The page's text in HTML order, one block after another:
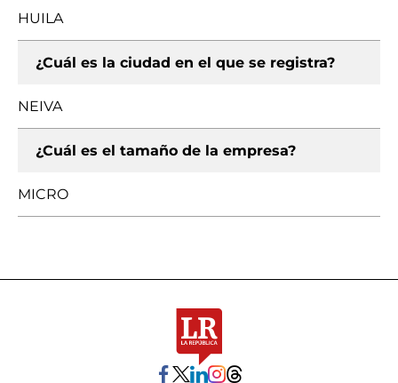
HUILA
¿Cuál es la ciudad en el que se registra?
NEIVA
¿Cuál es el tamaño de la empresa?
MICRO